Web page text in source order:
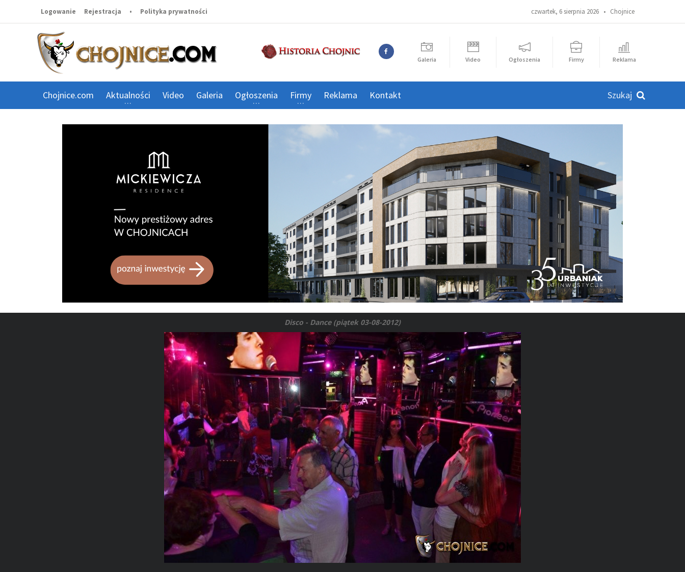
czwartek, 6 sierpnia 2026 • Chojnice
Logowanie Rejestracja • Polityka prywatności
Galeria Video Ogłoszenia Firmy Reklama
Chojnice.com Aktualności Video Galeria Ogłoszenia Firmy Reklama Kontakt
Disco - Dance (piątek 03-08-2012)